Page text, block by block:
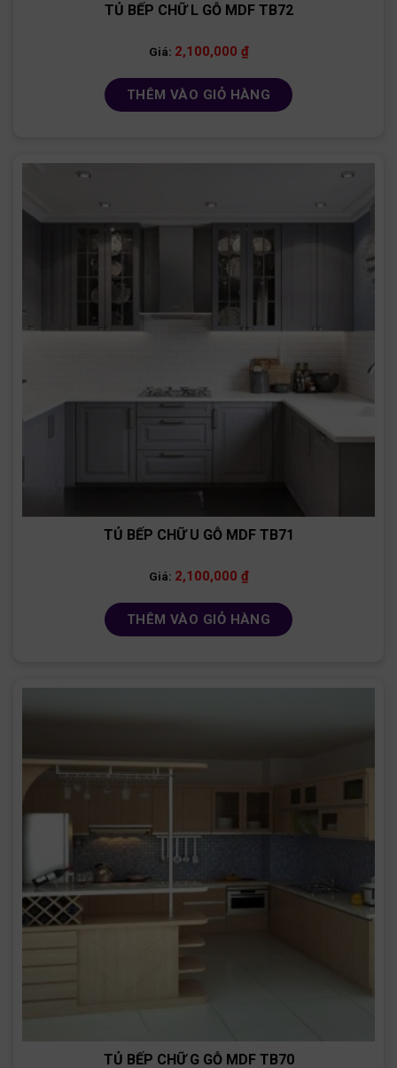
TỦ BẾP CHỮ L GỖ MDF TB72
Giá: 2,100,000 ₫
THÊM VÀO GIỎ HÀNG
TỦ BẾP CHỮ U GỖ MDF TB71
Giá: 2,100,000 ₫
THÊM VÀO GIỎ HÀNG
TỦ BẾP CHỮ G GỖ MDF TB70